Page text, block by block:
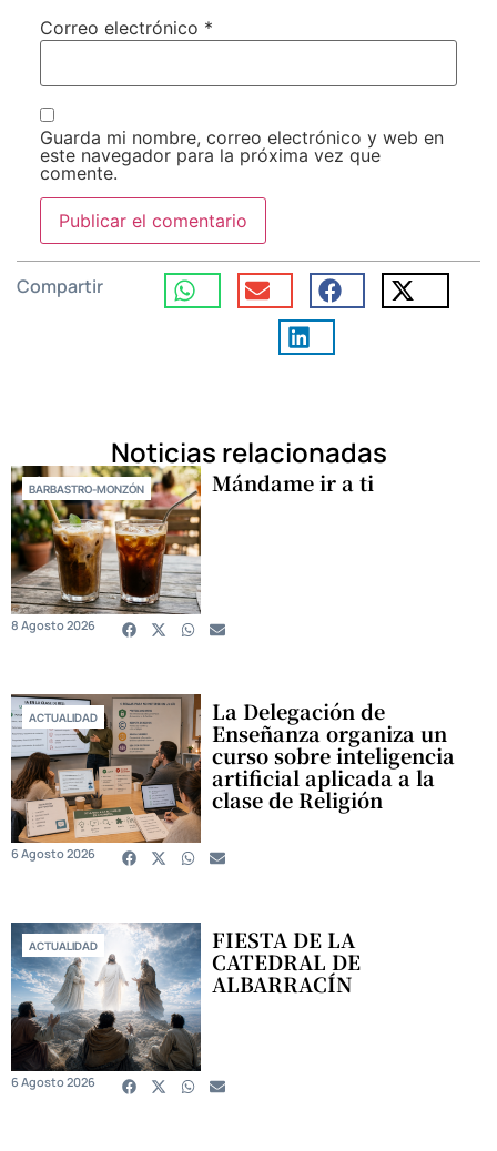
Correo electrónico *
Guarda mi nombre, correo electrónico y web en
este navegador para la próxima vez que
comente.
Compartir
Noticias relacionadas
BARBASTRO-MONZÓN Mándame ir a ti
8 Agosto 2026
ACTUALIDAD La Delegación de
Enseñanza organiza un
curso sobre inteligencia
artificial aplicada a la
clase de Religión
6 Agosto 2026
ACTUALIDAD FIESTA DE LA
CATEDRAL DE
ALBARRACÍN
6 Agosto 2026